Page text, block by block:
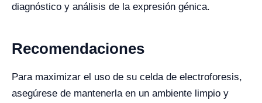
diagnóstico y análisis de la expresión génica.
Recomendaciones
Para maximizar el uso de su celda de electroforesis,
asegúrese de mantenerla en un ambiente limpio y